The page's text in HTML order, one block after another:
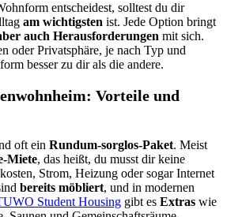
entscheidest, solltest du dir
am wichtigsten ist. Jede Option bringt
auch Herausforderungen mit sich.
oder Privatsphäre, je nach Typ und
besser zu dir als die andere.
Vorteile und
oft ein Rundum-sorglos-Paket. Meist
Miete, das heißt, du musst dir keine
Strom, Heizung oder sogar Internet
bereits möbliert, und in modernen
Student Housing gibt es Extras wie